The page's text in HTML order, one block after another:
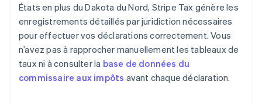
États en plus du Dakota du Nord, Stripe Tax génère les
enregistrements détaillés par juridiction nécessaires
pour effectuer vos déclarations correctement. Vous
n’avez pas à rapprocher manuellement les tableaux de
taux ni à consulter la base de données du
commissaire aux impôts avant chaque déclaration.